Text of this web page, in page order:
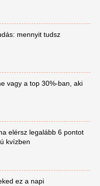
mennyit tudsz
vagy a top 30%-ban, aki
elérsz legalább 6 pontot
kvízben
ez a napi